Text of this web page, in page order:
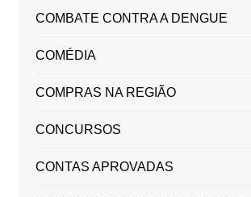
COMBATE CONTRA A DENGUE
COMÉDIA
COMPRAS NA REGIÃO
CONCURSOS
CONTAS APROVADAS